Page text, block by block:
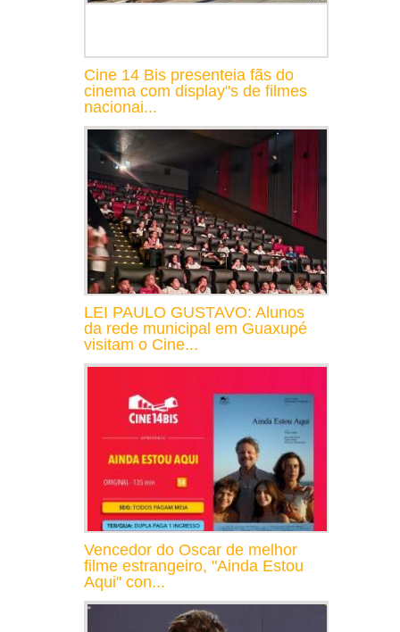
Cine 14 Bis presenteia fãs do
cinema com display"s de filmes
nacionai...
LEI PAULO GUSTAVO: Alunos
da rede municipal em Guaxupé
visitam o Cine...
Vencedor do Oscar de melhor
filme estrangeiro, "Ainda Estou
Aqui" con...